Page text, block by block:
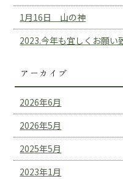
1月16日 山の神
2023.今年も宜しくお願い
アーカイブ
2026年6月
2026年5月
2025年5月
2023年1月